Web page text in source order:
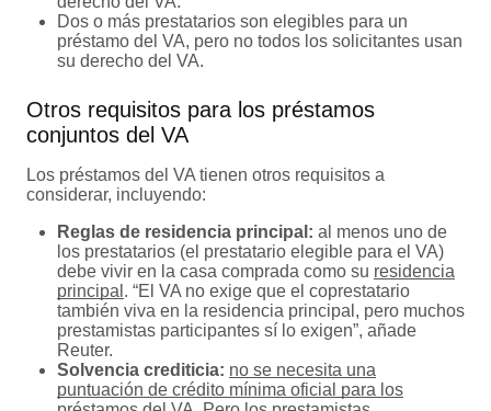
Dos o más prestatarios son elegibles para un
préstamo del VA, pero no todos los solicitantes usan
su derecho del VA.
Otros requisitos para los préstamos
conjuntos del VA
Los préstamos del VA tienen otros requisitos a
considerar, incluyendo:
Reglas de residencia principal: al menos uno de
los prestatarios (el prestatario elegible para el VA)
debe vivir en la casa comprada como su residencia
principal . “El VA no exige que el coprestatario
también viva en la residencia principal, pero muchos
prestamistas participantes sí lo exigen”, añade
Reuter.
Solvencia crediticia: no se necesita una
puntuación de crédito mínima oficial para los